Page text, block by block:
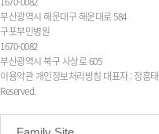
부산광역시 해운대구 해운대로 584
구포부민병원
1670-0082
부산광역시 북구 사상로 605
이용약관 개인정보처리방침 대표자 : 정흥태
Reserved.